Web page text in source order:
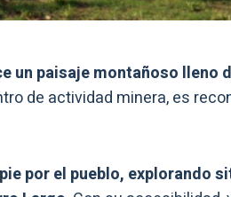
un paisaje montañoso lleno
de actividad minera, es
por el pueblo, explorando